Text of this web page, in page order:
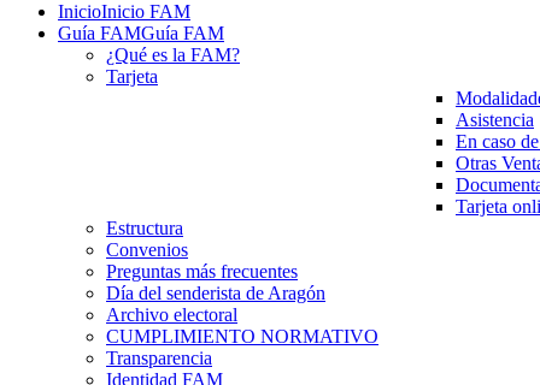
InicioInicio FAM
Guía FAMGuía FAM
¿Qué es la FAM?
Tarjeta
Asistencia
En caso
Otras
Tarjeta
Estructura
Convenios
Preguntas más frecuentes
Día del senderista de Aragón
Archivo electoral
CUMPLIMIENTO NORMATIVO
Transparencia
Identidad FAM